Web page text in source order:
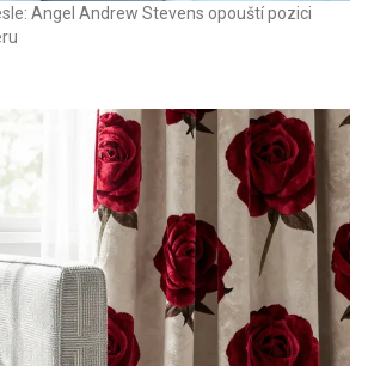
Angel Andrew Stevens opouští pozici